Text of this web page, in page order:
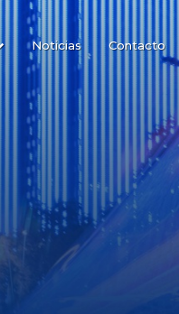
Noticias Contacto